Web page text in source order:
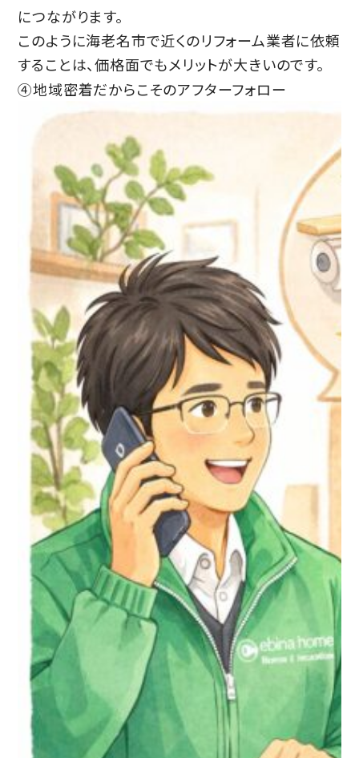
につながります。
このように海老名市で近くのリフォーム業者に依頼
することは、価格面でもメリットが大きいのです。
④地域密着だからこそのアフターフォロー